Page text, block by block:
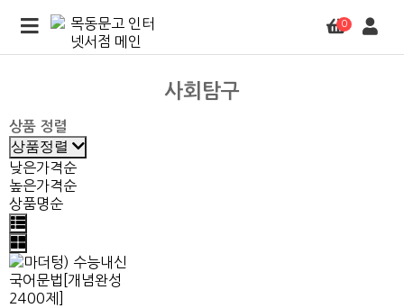
0
사회탐구
상품 정렬
상품정렬
낮은가격순
높은가격순
상품명순